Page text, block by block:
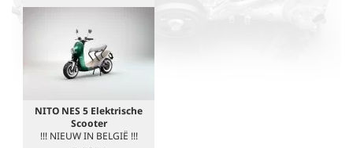
NITO NES 5 Elektrische
Scooter
!!! NIEUW IN BELGIË !!!